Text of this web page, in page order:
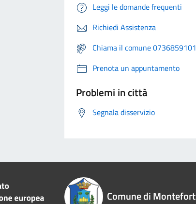
Leggi le domande frequenti
Richiedi Assistenza
Chiama il comune 0736859101
Prenota un appuntamento
Problemi in città
Segnala disservizio
Comune di